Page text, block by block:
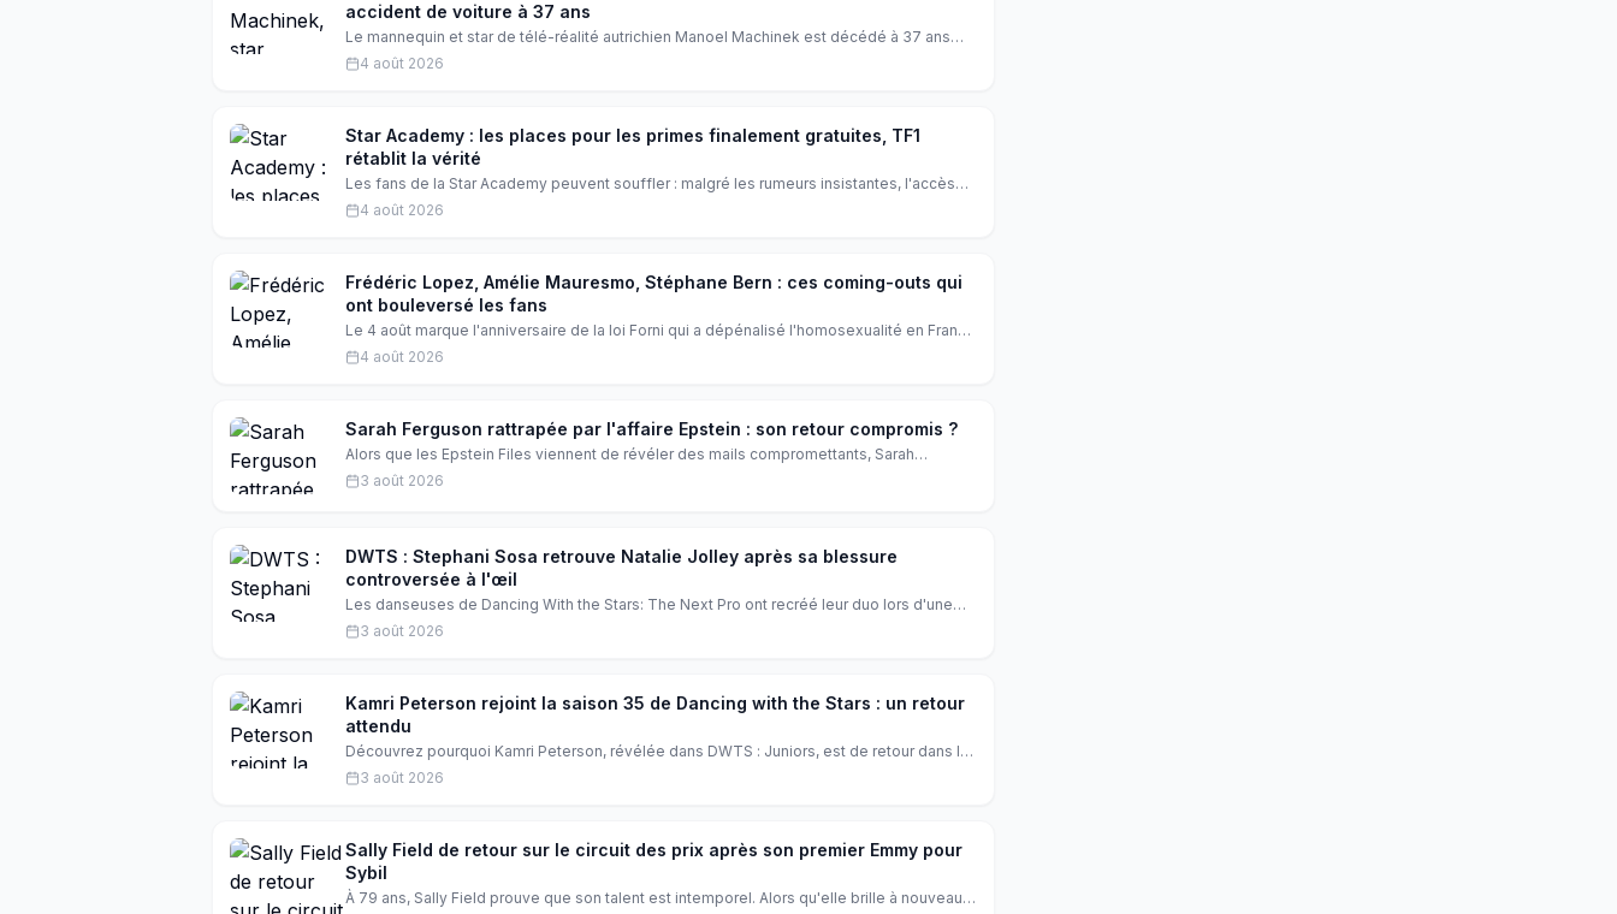
accident de voiture à 37 ans
Le mannequin et star de télé-réalité autrichien Manoel Machinek est décédé à 37 ans
des suites d'un accident de la route. Une disparition brutale qui bouleverse ses proches
et ses fans.
4 août 2026
Star Academy : les places pour les primes finalement gratuites, TF1
rétablit la vérité
Les fans de la Star Academy peuvent souffler : malgré les rumeurs insistantes, l'accès
aux primes reste totalement gratuit. TF1 dément formellement tout projet de billetterie
payante et rassure les téléspectateurs.
4 août 2026
Frédéric Lopez, Amélie Mauresmo, Stéphane Bern : ces coming-outs qui
ont bouleversé les fans
Le 4 août marque l'anniversaire de la loi Forni qui a dépénalisé l'homosexualité en France
en 1982. L'occasion de revenir sur les déclarations courageuses de Frédéric Lopez,
Amélie Mauresmo et Stéphane Bern, des stars qui ont ému leurs admirateurs en révélant
4 août 2026
Sarah Ferguson rattrapée par l'affaire Epstein : son retour compromis ?
Alors que les Epstein Files viennent de révéler des mails compromettants, Sarah
Ferguson s'apprête pourtant à revenir sous les projecteurs. Entre besoin d'argent,
héritage McNally et rejet du public, la duchesse d'York joue son va-tout. Jusqu'où peut-
3 août 2026
DWTS : Stephani Sosa retrouve Natalie Jolley après sa blessure
controversée à l'œil
Les danseuses de Dancing With the Stars: The Next Pro ont recréé leur duo lors d'une
convention à Palm Springs, trois mois après l'accident qui a valu à Natalie une opération
et l'élimination. Retrouvailles émouvantes et ambiance électrique.
3 août 2026
Kamri Peterson rejoint la saison 35 de Dancing with the Stars : un retour
attendu
Découvrez pourquoi Kamri Peterson, révélée dans DWTS : Juniors, est de retour dans la
franchise Dancing with the Stars pour la saison 35. Kamri Peterson, désormais danseuse
de la troupe de Dancing with the Stars, vit un moment émouvant. Toutes les informations
3 août 2026
Sally Field de retour sur le circuit des prix après son premier Emmy pour
Sybil
À 79 ans, Sally Field prouve que son talent est intemporel. Alors qu'elle brille à nouveau